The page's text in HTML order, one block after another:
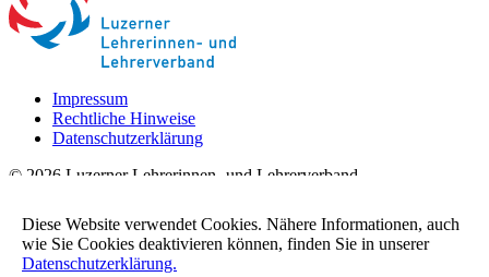
Impressum
Rechtliche Hinweise
Datenschutzerklärung
© 2026 Luzerner Lehrerinnen- und Lehrerverband
Maihofstrasse 52
6004 Luzern
Telefon: 041 420 00 01
Diese Website verwendet Cookies. Nähere Informationen, auch
wie Sie Cookies deaktivieren können, finden Sie in unserer
Datenschutzerklärung.